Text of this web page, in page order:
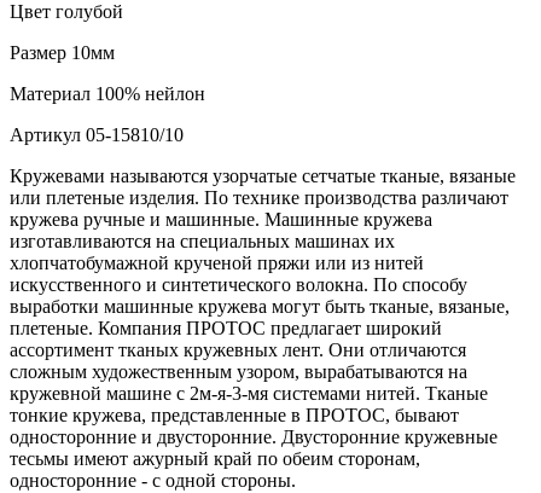
Цвет голубой
Размер 10мм
Материал 100% нейлон
Артикул 05-15810/10
Кружевами называются узорчатые сетчатые тканые, вязаные
или плетеные изделия. По технике производства различают
кружева ручные и машинные. Машинные кружева
изготавливаются на специальных машинах их
хлопчатобумажной крученой пряжи или из нитей
искусственного и синтетического волокна. По способу
выработки машинные кружева могут быть тканые, вязаные,
плетеные. Компания ПРОТОС предлагает широкий
ассортимент тканых кружевных лент. Они отличаются
сложным художественным узором, вырабатываются на
кружевной машине с 2м-я-3-мя системами нитей. Тканые
тонкие кружева, представленные в ПРОТОС, бывают
односторонние и двусторонние. Двусторонние кружевные
тесьмы имеют ажурный край по обеим сторонам,
односторонние - с одной стороны.